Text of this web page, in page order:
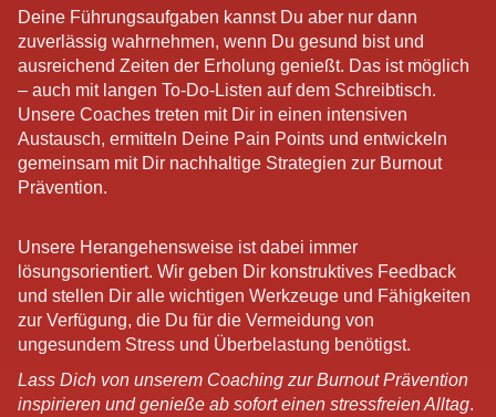
Deine Führungsaufgaben kannst Du aber nur dann
zuverlässig wahrnehmen, wenn Du gesund bist und
ausreichend Zeiten der Erholung genießt. Das ist möglich
– auch mit langen To-Do-Listen auf dem Schreibtisch.
Unsere Coaches treten mit Dir in einen intensiven
Austausch, ermitteln Deine Pain Points und entwickeln
gemeinsam mit Dir nachhaltige Strategien zur Burnout
Prävention.
Unsere Herangehensweise ist dabei immer
lösungsorientiert. Wir geben Dir konstruktives Feedback
und stellen Dir alle wichtigen Werkzeuge und Fähigkeiten
zur Verfügung, die Du für die Vermeidung von
ungesundem Stress und Überbelastung benötigst.
Lass Dich von unserem Coaching zur Burnout Prävention
inspirieren und genieße ab sofort einen stressfreien Alltag.